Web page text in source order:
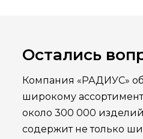
Остались
Компания «РАДИУС»
широкому
около 300 000
содержит не только